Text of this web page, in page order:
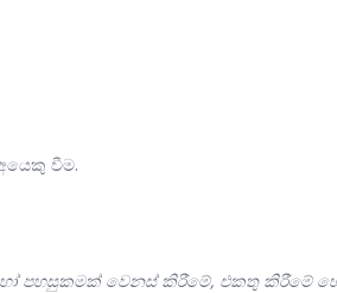
වීම.
පහසුකමක් වෙනස් කිරීමේ, එකතු කිරීමේ